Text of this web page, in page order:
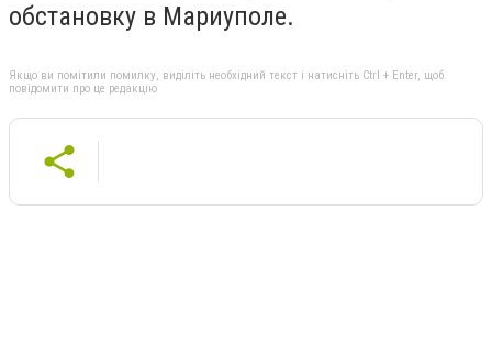
обстановку в Мариуполе.
Якщо ви помітили помилку, виділіть необхідний текст і натисніть Ctrl + Enter, щоб
повідомити про це редакцію